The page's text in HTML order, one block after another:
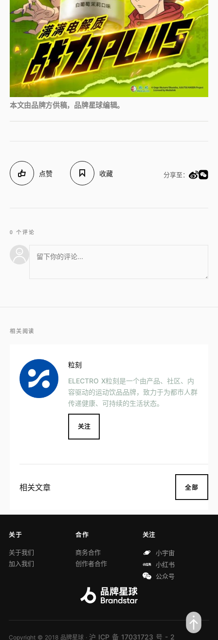
本文由品牌方供稿，品牌星球编辑。
点赞 收藏 分享至：
0 个评论
相关阅读
粒刻
ELECTRO X粒刻是一个由产品、社区、内
容驱动的运动饮品品牌，致力于为都市人群
传递健康、可持续的生活状态。
关注
相关文章 全部
关于
关于我们
加入我们
合作
商务合作
创作者合作
关注
小宇宙
小红书
公众号
Copyright © 2018 品牌星球 · 沪 ICP 备 17031723 号 - 2